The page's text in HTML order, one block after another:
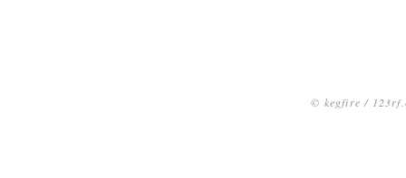
© kegfire /